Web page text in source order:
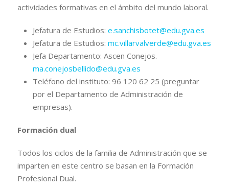
actividades formativas en el ámbito del mundo laboral.
Jefatura de Estudios: e.sanchisbotet@edu.gva.es
Jefatura de Estudios: mc.villarvalverde@edu.gva.es
Jefa Departamento: Ascen Conejos.
ma.conejosbellido@edu.gva.es
Teléfono del instituto: 96 120 62 25 (preguntar
por el Departamento de Administración de
empresas).
Formación dual
Todos los ciclos de la familia de Administración que se
imparten en este centro se basan en la Formación
Profesional Dual.